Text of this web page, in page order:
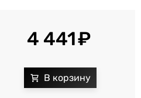
4 441